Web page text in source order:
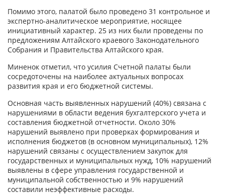
Помимо этого, палатой было проведено 31 контрольное и
экспертно-аналитическое мероприятие, носящее
инициативный характер. 25 из них были проведены по
предложениям Алтайского краевого Законодательного
Собрания и Правительства Алтайского края.
Миненок отметил, что усилия Счетной палаты были
сосредоточены на наиболее актуальных вопросах
развития края и его бюджетной системы.
Основная часть выявленных нарушений (40%) связана с
нарушениями в области ведения бухгалтерского учета и
составления бюджетной отчетности. Около 30%
нарушений выявлено при проверках формирования и
исполнения бюджетов (в основном муниципальных), 12%
нарушений связаны с осуществлением закупок для
государственных и муниципальных нужд, 10% нарушений
выявлены в сфере управления государственной и
муниципальной собственностью и 9% нарушений
составили неэффективные расходы.